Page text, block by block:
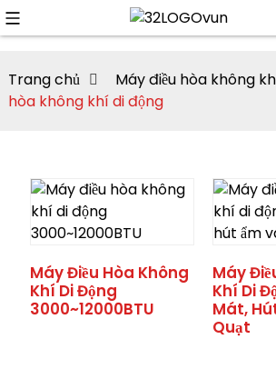
Trang chủ Máy điều hòa không
hòa không khí di động
Máy Điều Hòa Không
Khí Di Động
3000~12000BTU
Máy
Khí Di
Mát,
Quạt